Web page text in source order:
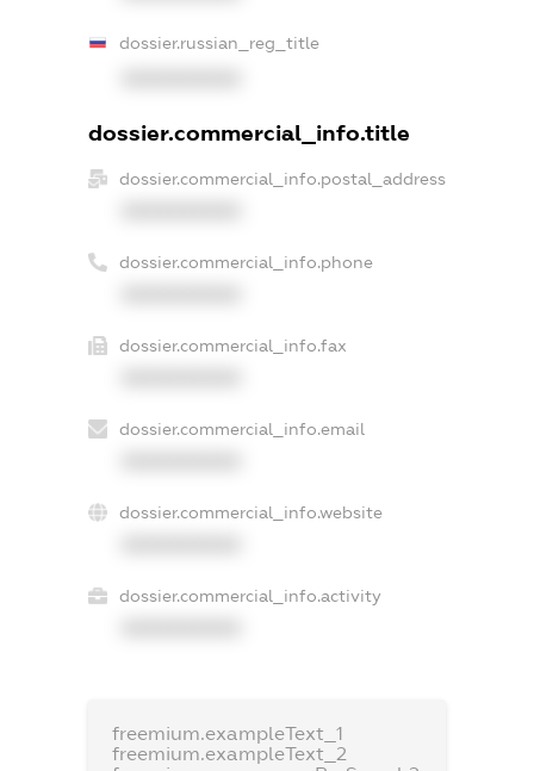
dossier.russian_reg_title
dossier.commercial_info.title
dossier.commercial_info.postal_address
dossier.commercial_info.phone
dossier.commercial_info.fax
dossier.commercial_info.email
dossier.commercial_info.website
dossier.commercial_info.activity
freemium.exampleText_1
freemium.exampleText_2